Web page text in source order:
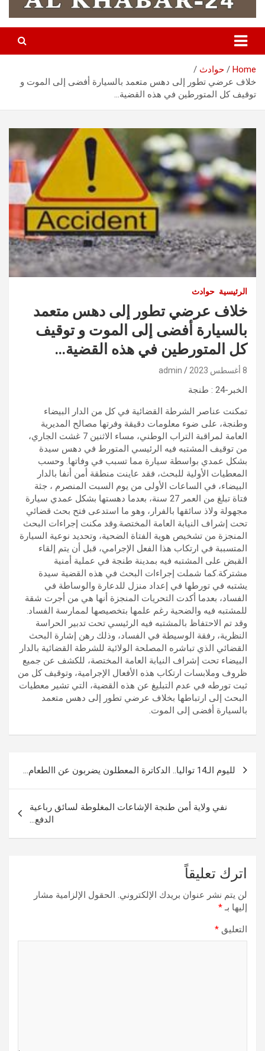
Home
حوادث
خلاف عرضي تطور إلى دهس متعمد بالسيارة أفضى إلى الموت و
توقيف كل المتورطين في هذه القضية…
الرئيسية حوادث
خلاف عرضي تطور إلى دهس متعمد
بالسيارة أفضى إلى الموت و توقيف
كل المتورطين في هذه القضية…
8 أغسطس 2023 admin
الخبر-24 : طنجة
تمكنت عناصر الشرطة القضائية في كل من الدار البيضاء
وطنجة، على ضوء معلومات دقيقة وفرتها مصالح المديرية
العامة لمراقبة التراب الوطني، مساء الاثنين 7 غشت الجاري،
من توقيف المشتبه فيه الرئيسي المتورط في دهس سيدة
بشكل عمدي بواسطة سيارة مما تسبب في وفاتها. وحسب
المعطيات الأولية للبحث، فقد عاينت منطقة أمن أنفا بالدار
البيضاء، في الساعات الأولى من يوم السبت المنصرم ، جثة
فتاة تبلغ من العمر 27 سنة، بعدما دهستها بشكل عمدي سيارة
مجهولة ولاذ سائقها بالفرار، وهو ما استدعى فتح بحث قضائي
تحت إشراف النيابة العامة المختصة.وقد مكنت إجراءات البحث
المنجزة من تشخيص هوية الفتاة الضحية، وتحديد نوعية السيارة
المتسببة في ارتكاب هذا الفعل الإجرامي، قبل أن يتم إلقاء
القبض على المشتبه فيه بمدينة طنجة في عملية أمنية
مشتركة.كما شملت إجراءات البحث في هذه القضية سيدة
يشتبه في تورطها في إعداد منزل للدعارة والوساطة في
الفساد، بعدما أكدت التحريات المنجزة أنها هي من أجرت شقة
للمشتبه فيه والضحية رغم علمها بتخصيصها لممارسة الفساد.
وقد تم الاحتفاظ بالمشتبه فيه الرئيسي تحت تدبير الحراسة
النظرية، رفقة الوسيطة في الفساد، وذلك رهن إشارة البحث
القضائي الذي تباشره المصلحة الولائية للشرطة القضائية بالدار
البيضاء تحت إشراف النيابة العامة المختصة، للكشف عن جميع
ظروف وملابسات ارتكاب هذه الأفعال الإجرامية، وتوقيف كل من
ثبت تورطه في عدم التبليغ عن هذه القضية، التي تشير معطيات
البحث إلى ارتباطها بخلاف عرضي تطور إلى دهس متعمد
بالسيارة أفضى إلى الموت.
المقالات
لليوم الـ14 تواليا.. الدكاترة المعطلون يضربون عن االطعام…
نفي ولاية أمن طنجة الإشاعات المغلوطة لسائق رباعية
الدفع…
اترك تعليقاً
لن يتم نشر عنوان بريدك الإلكتروني. الحقول الإلزامية مشار
إليها بـ*
التعليق *